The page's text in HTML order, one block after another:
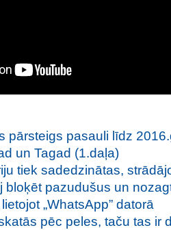
pārsteigs pasauli līdz
un Tagad (1.daļa)
tiek sadedzinātas,
bloķēt pazudušus un
„WhatsApp” datorā
pēc peles, taču tas ir